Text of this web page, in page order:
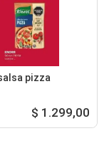
pizza
$ 1.299,00